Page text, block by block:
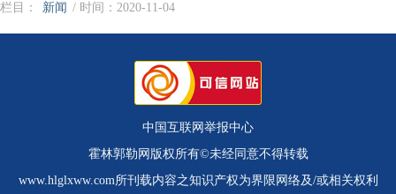
栏目： 新闻 / 时间：2020-11-04
中国互联网举报中心
霍林郭勒网版权所有©未经同意不得转载
www.hlglxww.com所刊载内容之知识产权为界限网络及/或相关权利